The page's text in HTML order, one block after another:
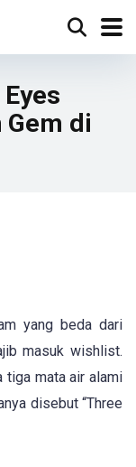
di
yang beda dari
masuk wishlist.
tiga mata air alami
disebut “Three